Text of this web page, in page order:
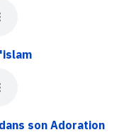
son Adoration